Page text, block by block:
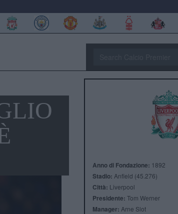
Anno di Fondazione: 1892
Stadio: Anfield (45.276)
Città: Liverpool
Presidente: Tom Werner
Manager: Arne Slot